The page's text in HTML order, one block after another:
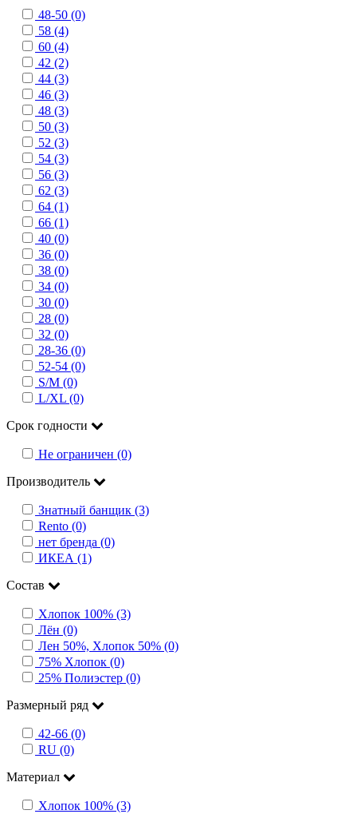
48-50 (0)
58 (4)
60 (4)
42 (2)
44 (3)
46 (3)
48 (3)
50 (3)
52 (3)
54 (3)
56 (3)
62 (3)
64 (1)
66 (1)
40 (0)
36 (0)
38 (0)
34 (0)
30 (0)
28 (0)
32 (0)
28-36 (0)
52-54 (0)
S/M (0)
L/XL (0)
Срок годности
Не ограничен (0)
Производитель
Знатный банщик (3)
Rento (0)
нет бренда (0)
ИКЕА (1)
Состав
Хлопок 100% (3)
Лён (0)
Лен 50%, Хлопок 50% (0)
75% Хлопок (0)
25% Полиэстер (0)
Размерный ряд
42-66 (0)
RU (0)
Материал
Хлопок 100% (3)